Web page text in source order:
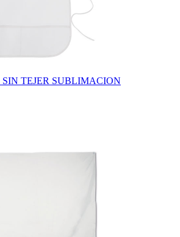
TEJER SUBLIMACION